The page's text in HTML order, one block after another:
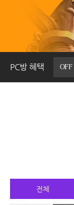
PC방 혜택 OFF
전체